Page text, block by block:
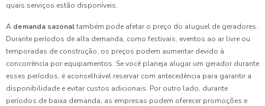
quais serviços estão disponíveis.
A demanda sazonaltambém pode afetar o preço do aluguel de geradores.
Durante períodos de alta demanda, como festivais, eventos ao ar livre ou
temporadas de construção, os preços podem aumentar devido à
concorrência por equipamentos. Se você planeja alugar um gerador durante
esses períodos, é aconselhável reservar com antecedência para garantir a
disponibilidade e evitar custos adicionais. Por outro lado, durante
períodos de baixa demanda, as empresas podem oferecer promoções e